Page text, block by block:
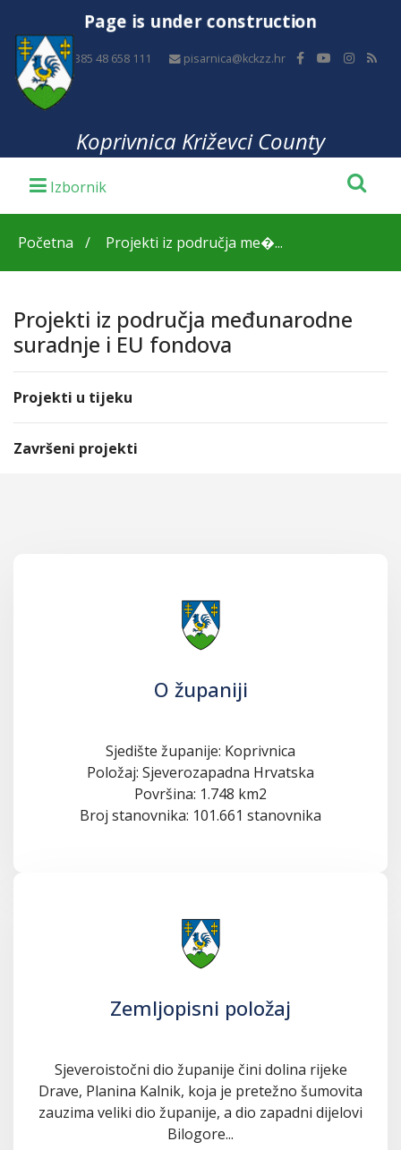
Page is under construction
+385 48 658 111 pisarnica@kckzz.hr
Koprivnica Križevci County
Početna Projekti iz područja me�...
Projekti iz područja međunarodne
suradnje i EU fondova
Projekti u tijeku
Završeni projekti
O županiji
Sjedište županije: Koprivnica
Položaj: Sjeverozapadna Hrvatska
Površina: 1.748 km2
Broj stanovnika: 101.661 stanovnika
Zemljopisni položaj
Sjeveroistočni dio županije čini dolina rijeke
Drave, Planina Kalnik, koja je pretežno šumovita
zauzima veliki dio županije, a dio zapadni dijelovi
Bilogore...